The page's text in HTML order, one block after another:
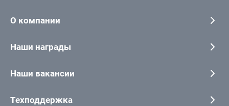
О компании
Наши награды
Наши вакансии
Техподдержка